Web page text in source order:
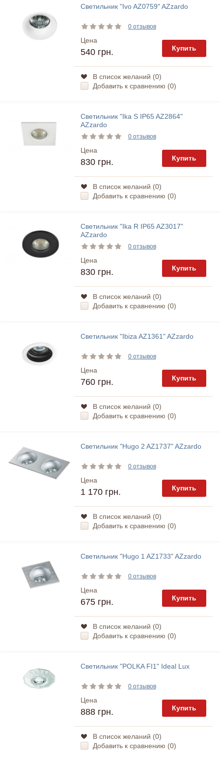
Светильник "Ivo AZ0759" AZzardo
0 отзывов
Цена
540 грн. Купить
В список желаний (0)
Добавить к сравнению (0)
Светильник "Ika S IP65 AZ2864"
AZzardo
0 отзывов
Цена
830 грн. Купить
В список желаний (0)
Добавить к сравнению (0)
Светильник "Ika R IP65 AZ3017"
AZzardo
0 отзывов
Цена
830 грн. Купить
В список желаний (0)
Добавить к сравнению (0)
Светильник "Ibiza AZ1361" AZzardo
0 отзывов
Цена
760 грн. Купить
В список желаний (0)
Добавить к сравнению (0)
Светильник "Hugo 2 AZ1737" AZzardo
0 отзывов
Цена
1 170 грн. Купить
В список желаний (0)
Добавить к сравнению (0)
Светильник "Hugo 1 AZ1733" AZzardo
0 отзывов
Цена
675 грн. Купить
В список желаний (0)
Добавить к сравнению (0)
Светильник "POLKA FI1" Ideal Lux
0 отзывов
Цена
888 грн. Купить
В список желаний (0)
Добавить к сравнению (0)